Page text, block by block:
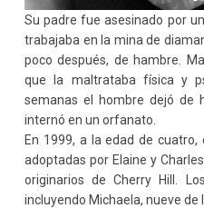
Su padre fue asesinado por
trabajaba en la mina de
poco después, de hambre.
que la maltrataba física y
semanas el hombre dejó de
internó en un orfanato.
En 1999, a la edad de
adoptadas por Elaine y
originarios de Cherry Hill.
incluyendo Michaela, nueve de